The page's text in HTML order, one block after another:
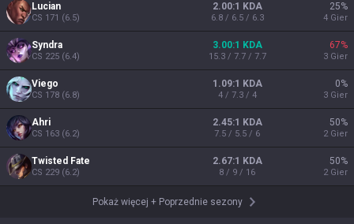
Lucian
CS 171 (6.5)
2.00:1 KDA
6.8 / 6.5 / 6.3
25%
4 Gier
Syndra
CS 225 (6.4)
3.00:1 KDA
15.3 / 7.7 / 7.7
67%
3 Gier
Viego
CS 178 (6.8)
1.09:1 KDA
4 / 7.3 / 4
0%
3 Gier
Ahri
CS 163 (6.2)
2.45:1 KDA
7.5 / 5.5 / 6
50%
2 Gier
Twisted Fate
CS 229 (6.2)
2.67:1 KDA
8 / 9 / 16
50%
2 Gier
Pokaż więcej + Poprzednie sezony